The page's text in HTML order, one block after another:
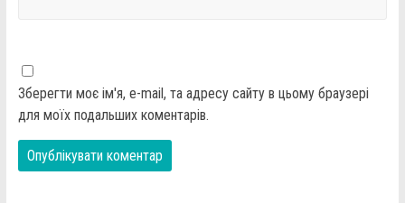
Зберегти моє ім'я, e-mail, та адресу сайту в цьому браузері
для моїх подальших коментарів.